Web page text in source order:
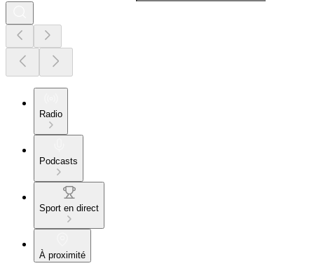
Radio
Podcasts
Sport en direct
À proximité